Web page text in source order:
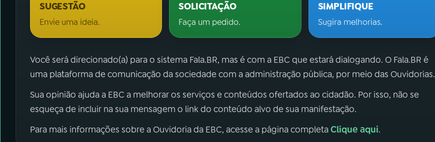
SUGESTÃO
Envie uma ideia.
SOLICITAÇÃO
Faça um pedido.
SIMPLIFIQUE
Sugira melhorias.
Você será direcionado(a) para o sistema Fala.BR, mas é com a EBC que estará dialogando. O Fala.BR é
uma plataforma de comunicação da sociedade com a administração pública, por meio das Ouvidorias.
Sua opinião ajuda a EBC a melhorar os serviços e conteúdos ofertados ao cidadão. Por isso, não se
esqueça de incluir na sua mensagem o link do conteúdo alvo de sua manifestação.
Para mais informações sobre a Ouvidoria da EBC, acesse a página completaClique aqui.